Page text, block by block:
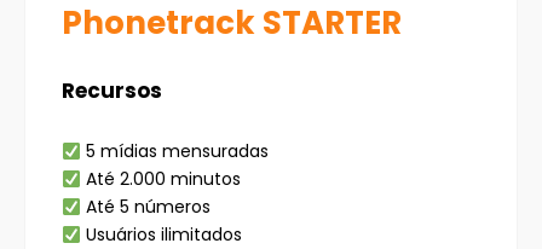
Phonetrack STARTER
Recursos
5 mídias mensuradas
Até 2.000 minutos
Até 5 números
Usuários ilimitados